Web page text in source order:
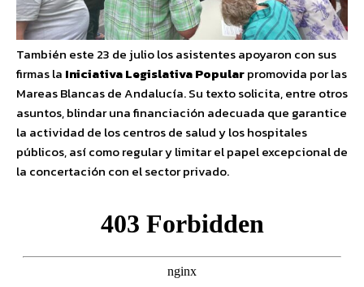
También este 23 de julio los asistentes apoyaron con sus
firmas la Iniciativa Legislativa Popularpromovida por las
Mareas Blancas de Andalucía. Su texto solicita, entre otros
asuntos, blindar una financiación adecuada que garantice
la actividad de los centros de salud y los hospitales
públicos, así como regular y limitar el papel excepcional de
la concertación con el sector privado.